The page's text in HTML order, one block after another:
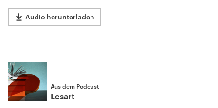
Audio herunterladen
Aus dem Podcast
Lesart